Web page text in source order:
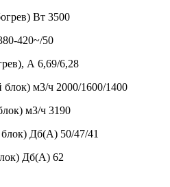
Вт 3500
420~/50
А 6,69/6,28
блок) м3/ч 2000/1600/1400
м3/ч 3190
блок) Дб(А) 50/47/41
Дб(А) 62